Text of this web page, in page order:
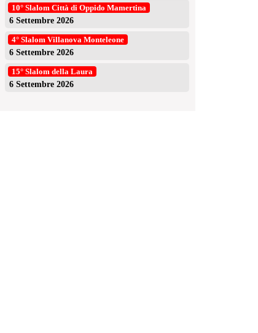
10° Slalom Città di Oppido Mamertina
6 Settembre 2026
4° Slalom Villanova Monteleone
6 Settembre 2026
15° Slalom della Laura
6 Settembre 2026